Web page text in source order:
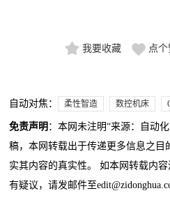
我要收藏 点
自动对焦： 柔性智造 数控机床
免责声明 ：本网未注明“来源：自动
稿，本网转载出于传递更多信息之目
实其内容的真实性。 如本网转载内
有疑议，请发邮件至